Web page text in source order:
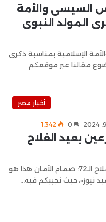
السيسى والأمة
المولد النبوى
الإسلامية بمناسبة ذكرى
مقالنا عبر موقعكم
أخبار مصر
0 1٬342
بعيد الفلاح
حزب الجيل يهنئ المزارعين بعيد الفلاح الـ72: صمام الأمان هذا هو
نيوز»، حيث نجيبكم فيه…